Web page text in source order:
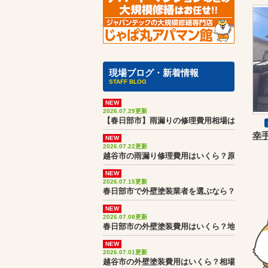
現場ブログ・新着情報
STAFF BLOG
NEW
2026.07.29更新
【春日部市】雨漏りの修理費用相場は？実際
NEW
2026.07.22更新
越谷市の雨漏り修理費用はいくら？原因調査
NEW
2026.07.15更新
春日部市で外壁塗装業者を選ぶなら？見積書
NEW
2026.07.08更新
春日部市の外壁塗装費用はいくら？地域相場
NEW
2026.07.01更新
越谷市の外壁塗装費用はいくら？相場より高